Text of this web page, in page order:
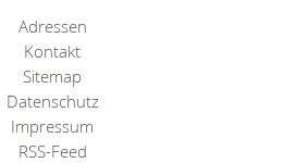
Adressen
Kontakt
Sitemap
Datenschutz
Impressum
RSS-Feed